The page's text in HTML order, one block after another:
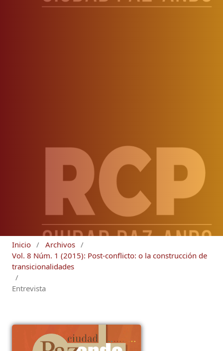
Inicio / Archivos /
Vol. 8 Núm. 1 (2015): Post-conflicto: o la construcción de
transicionalidades
/
Entrevista